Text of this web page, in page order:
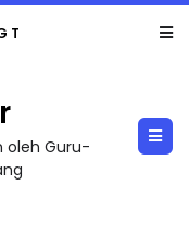
#...
oleh Guru-